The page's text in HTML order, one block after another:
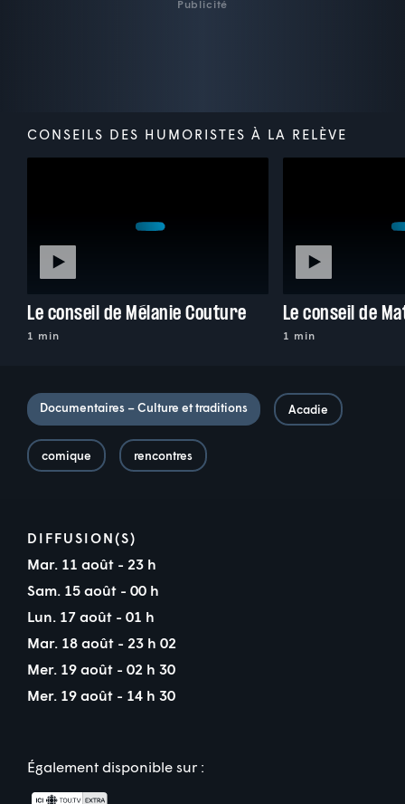
Publicité
CONSEILS DES HUMORISTES À LA RELÈVE
Le conseil de Mélanie Couture
1 min
Le conseil de
1 min
Documentaires – Culture et traditions Acadie
comique rencontres
DIFFUSION(S)
Mar. 11 août - 23 h
Sam. 15 août - 00 h
Lun. 17 août - 01 h
Mar. 18 août - 23 h 02
Mer. 19 août - 02 h 30
Mer. 19 août - 14 h 30
Également disponible sur :